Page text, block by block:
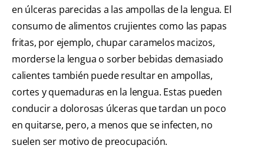
en úlceras parecidas a las ampollas de la lengua. El
consumo de alimentos crujientes como las papas
fritas, por ejemplo, chupar caramelos macizos,
morderse la lengua o sorber bebidas demasiado
calientes también puede resultar en ampollas,
cortes y quemaduras en la lengua. Estas pueden
conducir a dolorosas úlceras que tardan un poco
en quitarse, pero, a menos que se infecten, no
suelen ser motivo de preocupación.